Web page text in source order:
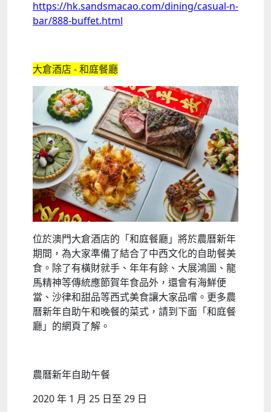
https://hk.sandsmacao.com/dining/casual-n-
bar/888-buffet.html
大倉酒店 - 和庭餐廳
位於澳門大倉酒店的「和庭餐廳」將於農曆新年
期間，為大家準備了結合了中西文化的自助餐美
食。除了有橫財就手、年年有餘、大展鴻圖、龍
馬精神等傳統應節賀年食品外，還會有海鮮便
當、沙律和甜品等西式美食讓大家品嚐。更多農
曆新年自助午和晚餐的菜式，請到下面「和庭餐
廳」的網頁了解。
農曆新年自助午餐
2020 年 1 月 25 日至 29 日